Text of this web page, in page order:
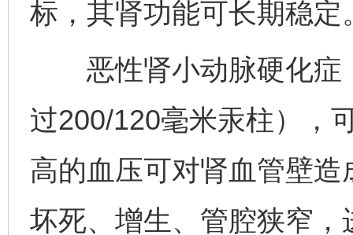
标，其肾功能可长期稳定
恶性肾小动脉硬化症
过200/120毫米汞柱），
高的血压可对肾血管壁
坏死、增生、管腔狭窄